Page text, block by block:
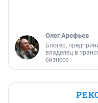
Олег Арефьев
Блогер,
владелец в
бизнесе